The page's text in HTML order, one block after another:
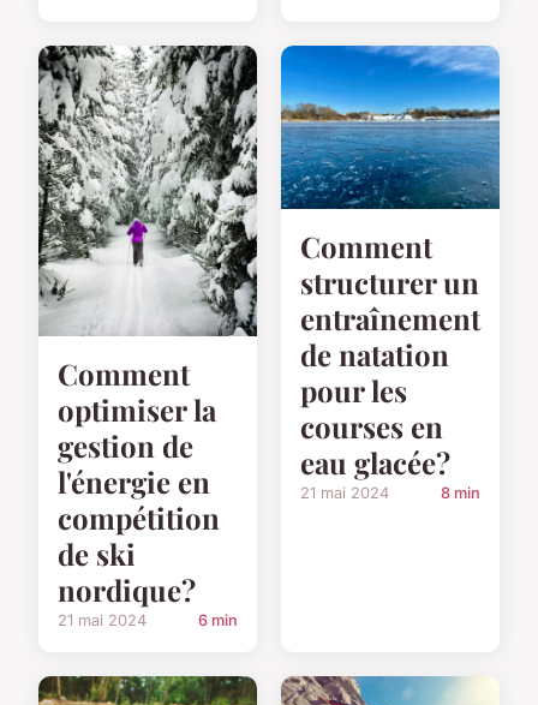
Comment
optimiser la
gestion de
l'énergie en
compétition
de ski
nordique?
21 mai 2024 6 min
Comment
structurer un
entraînement
de natation
pour les
courses en
eau glacée?
21 mai 2024 8 min